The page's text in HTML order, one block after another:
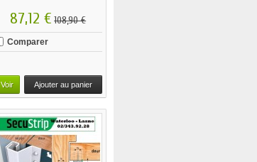
87,12 € 108,90 €
Comparer
Voir Ajouter au panier